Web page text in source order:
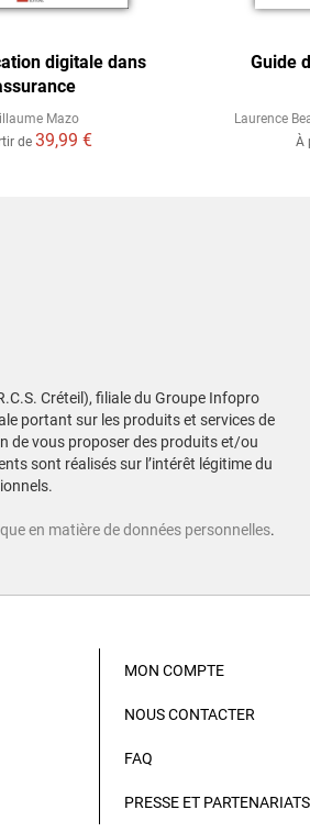
digitale dans
Mazo
de 39,99 €
Guide
Laurence
À
Créteil), filiale du Groupe Infopro
portant sur les produits et services de
de vous proposer des produits et/ou
sont réalisés sur l’intérêt légitime du
en matière de données personnelles.
MON COMPTE
NOUS CONTACTER
FAQ
PRESSE ET PARTENARIATS